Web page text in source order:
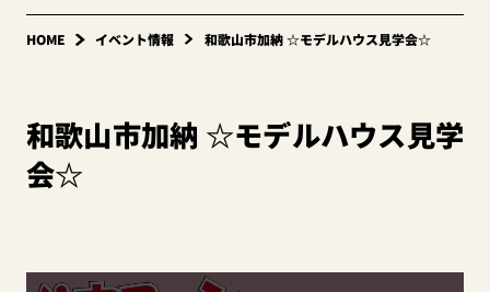
HOME イベント情報 和歌山市加納 ☆モデルハウス見学会☆
和歌山市加納 ☆モデルハウス見学
会☆